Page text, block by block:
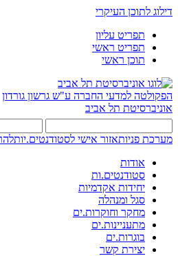
דילוג לתוכן העיקרי
תפריט עליון
תפריט ראשי
תוכן ראשי
הפקולטה למדעי החברה ע"ש גרשון גורדון
אוניברסיטת תל אביב
מערכת פניותאזור אישי לסטודנטים.יות
אודות
סטודנטים.ות
יחידות אקדמיות
סגל ומנהלה
מחקר וחוקרות.ים
מתעניינות.ים
בוגרות.ים
יצירת קשר